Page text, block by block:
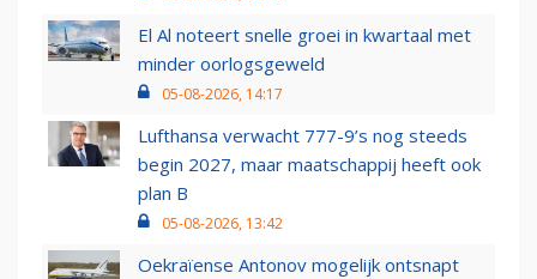
El Al noteert snelle groei in kwartaal met
minder oorlogsgeweld
05-08-2026, 14:17
Lufthansa verwacht 777-9’s nog steeds
begin 2027, maar maatschappij heeft ook
plan B
05-08-2026, 13:42
Oekraïense Antonov mogelijk ontsnapt